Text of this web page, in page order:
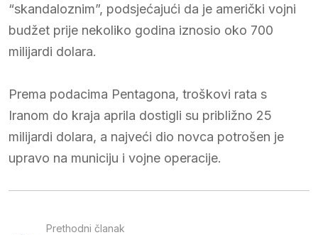
“skandaloznim”, podsjećajući da je američki vojni
budžet prije nekoliko godina iznosio oko 700
milijardi dolara.
Prema podacima Pentagona, troškovi rata s
Iranom do kraja aprila dostigli su približno 25
milijardi dolara, a najveći dio novca potrošen je
upravo na municiju i vojne operacije.
Prethodni članak